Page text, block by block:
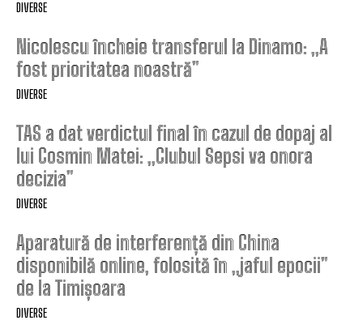
DIVERSE
Nicolescu încheie transferul la Dinamo: „A
fost prioritatea noastră”
DIVERSE
TAS a dat verdictul final în cazul de dopaj al
lui Cosmin Matei: „Clubul Sepsi va onora
decizia”
DIVERSE
Aparatură de interferență din China
disponibilă online, folosită în „jaful epocii”
de la Timișoara
DIVERSE